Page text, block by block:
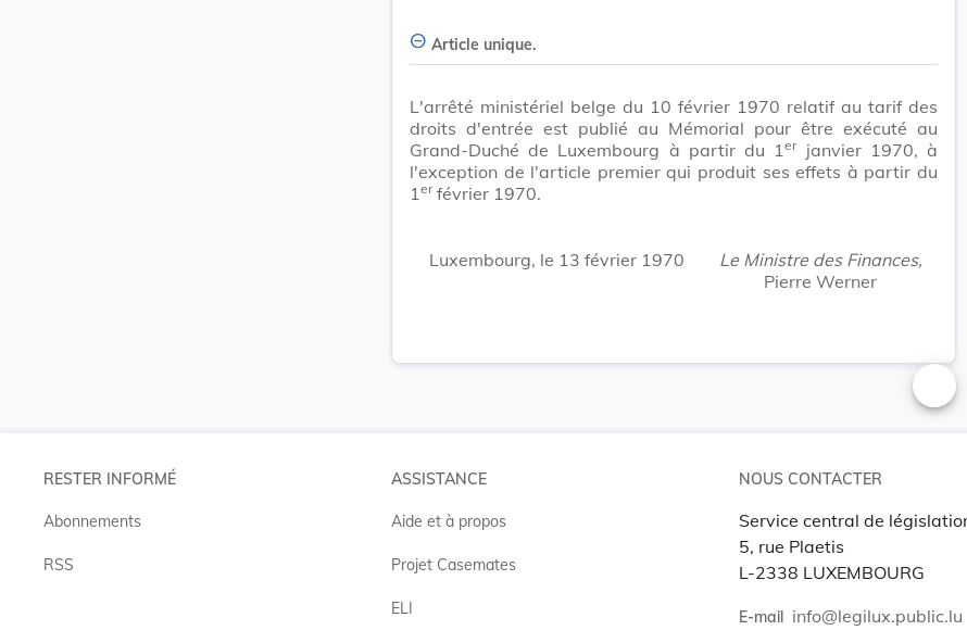
Article unique.
L'arrêté ministériel belge du 10 février 1970 relatif au tarif des
droits d'entrée est publié au Mémorial pour être exécuté au
Grand-Duché de Luxembourg à partir du 1erjanvier 1970, à
l'exception de l'article premier qui produit ses effets à partir du
1 erfévrier 1970.
Luxembourg, le 13 février 1970
Le Ministre des Finances,
Pierre Werner
RESTER INFORMÉ
Abonnements
RSS
ASSISTANCE
Aide et à propos
Projet Casemates
ELI
NOUS CONTACTER
Service central de
5, rue Plaetis
L-2338 LUXEMBOURG
E-mail info@legilux.public.lu